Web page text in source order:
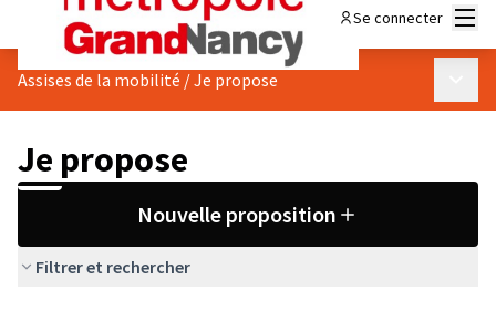
Se connecter
Assises de la mobilité /Je propose
Je propose
Nouvelle proposition
Filtrer et rechercher